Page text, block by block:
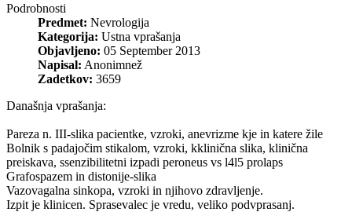
Podrobnosti
Predmet: Nevrologija
Kategorija: Ustna vprašanja
Objavljeno: 05 September 2013
Napisal: Anonimnež
Zadetkov: 3659
Današnja vprašanja:
Pareza n. III-slika pacientke, vzroki, anevrizme kje in katere žile
Bolnik s padajočim stikalom, vzroki, kklinična slika, klinična
preiskava, ssenzibilitetni izpadi peroneus vs l4l5 prolaps
Grafospazem in distonije-slika
Vazovagalna sinkopa, vzroki in njihovo zdravljenje.
Izpit je klinicen. Sprasevalec je vredu, veliko podvprasanj.